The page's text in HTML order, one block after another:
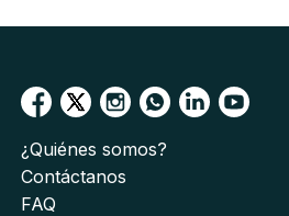
¿Quiénes somos?
Contáctanos
FAQ